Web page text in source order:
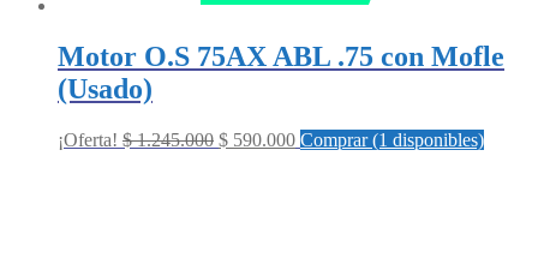
Motor O.S 75AX ABL .75 con Mofle
(Usado)
¡Oferta! $1.245.000 Original
$ 590.000Current
Comprar (1 disponibles)